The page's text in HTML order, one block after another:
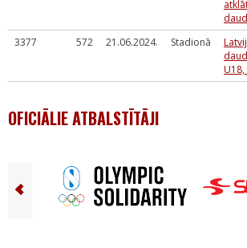
3377
572 21.06.2024. Stadionā
U18,
OFICIĀLIE ATBALSTĪTĀJI